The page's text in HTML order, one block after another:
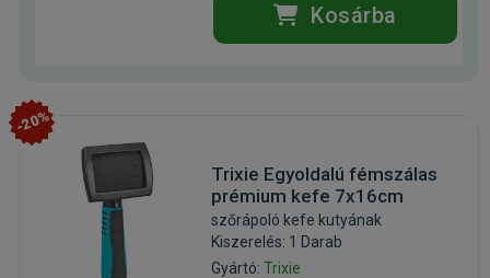
Kosárba
-20%
Trixie Egyoldalú fémszálas
prémium kefe 7x16cm
szőrápoló kefe kutyának
Kiszerelés: 1 Darab
Gyártó: Trixie